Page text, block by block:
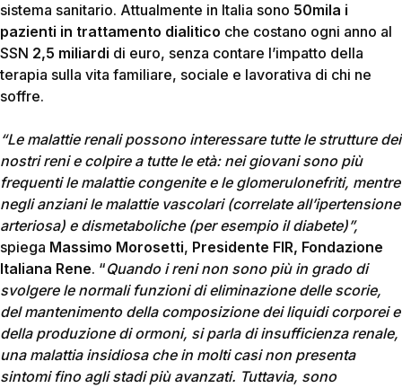
sistema sanitario. Attualmente in Italia sono 50mila i
pazienti in trattamento dialitico che costano ogni anno al
SSN 2,5 miliardi di euro, senza contare l’impatto della
terapia sulla vita familiare, sociale e lavorativa di chi ne
soffre.
“Le malattie renali possono interessare tutte le strutture dei
nostri reni e colpire a tutte le età: nei giovani sono più
frequenti le malattie congenite e le glomerulonefriti, mentre
negli anziani le malattie vascolari (correlate all’ipertensione
arteriosa) e dismetaboliche (per esempio il diabete)”,
spiega Massimo Morosetti, Presidente FIR, Fondazione
Italiana Rene. “Quando i reni non sono più in grado di
svolgere le normali funzioni di eliminazione delle scorie,
del mantenimento della composizione dei liquidi corporei e
della produzione di ormoni, si parla di insufficienza renale,
una malattia insidiosa che in molti casi non presenta
sintomi fino agli stadi più avanzati. Tuttavia, sono